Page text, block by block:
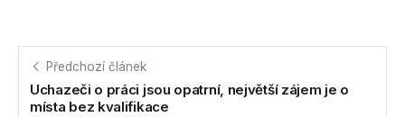
Předchozí článek
Uchazeči o práci jsou opatrní, největší zájem je o
místa bez kvalifikace